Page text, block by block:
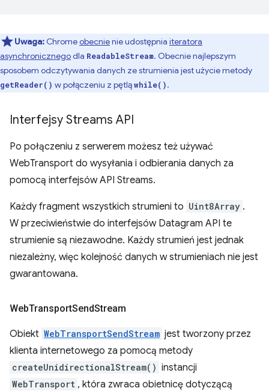
Uwaga: Chromeobecnienie udostępnia iteratora
asynchronicznegodla ReadableStream. Obecnie najlepszym
sposobem odczytywania danych ze strumienia jest użycie metody
getReader() w połączeniu z pętląwhile().
Interfejsy Streams API
Po połączeniu z serwerem możesz też używać
WebTransport do wysyłania i odbierania danych za
pomocą interfejsów API Streams.
Każdy fragment wszystkich strumieni to Uint8Array .
W przeciwieństwie do interfejsów Datagram API te
strumienie są niezawodne. Każdy strumień jest jednak
niezależny, więc kolejność danych w strumieniach nie jest
gwarantowana.
WebTransportSendStream
Obiekt WebTransportSendStream jest tworzony przez
klienta internetowego za pomocą metody
createUnidirectionalStream() instancji
WebTransport , która zwraca obietnicę dotyczącą